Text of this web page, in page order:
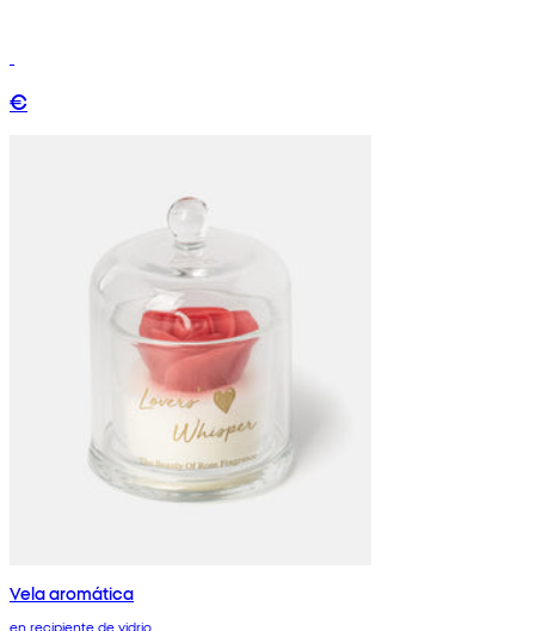
€
Vela aromática
en recipiente de vidrio